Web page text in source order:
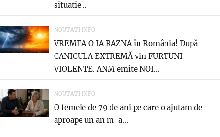
situatie…
NOUTATI.INFO
VREMEA O IA RAZNA în România! După
CANICULA EXTREMĂ vin FURTUNI
VIOLENTE. ANM emite NOI...
NOUTATI.INFO
O femeie de 79 de ani pe care o ajutam de
aproape un an m-a...